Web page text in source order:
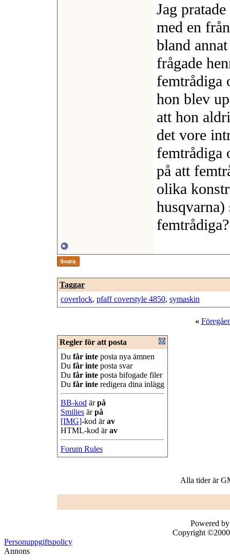
Jag
med en
bland
frågade
femtrådiga
hon blev
att hon
det vore
femtrådiga
på att
olika
husqvarna)
femtrådiga?
Taggar
coverlock, pfaff coverstyle 4850, symaskin
«
Regler för att posta
Du får inte posta nya ämnen
Du får inte posta svar
Du får inte posta bifogade filer
Du får inte redigera dina inlägg
BB-kod ärpå
Smilies ärpå
[IMG]-kod ärav
HTML-kod ärav
Forum Rules
Alla tider är
Powered
Copyright ©2000
Personuppgiftspolicy
Annons